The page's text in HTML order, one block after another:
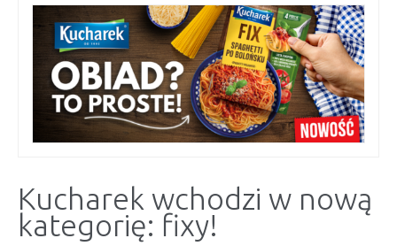
Kucharek wchodzi w nową
kategorię: fixy!